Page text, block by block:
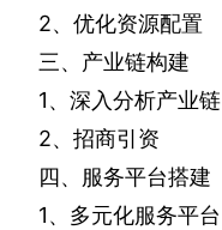
2、优化资源配置
三、产业链构建
1、深入分析产业链
2、招商引资
四、服务平台搭建
1、多元化服务平台